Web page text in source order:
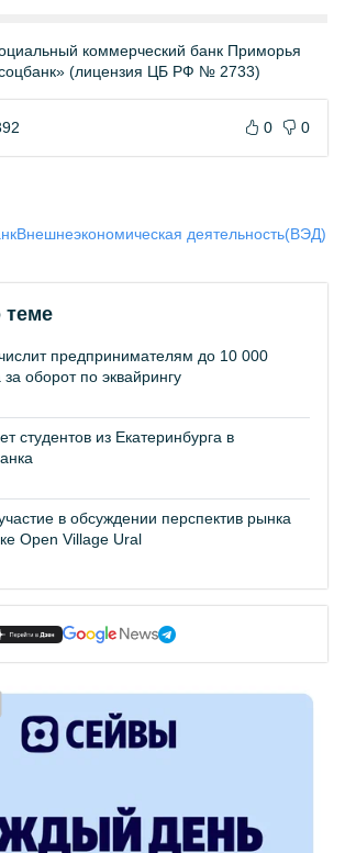
коммерческий банк Приморья
(лицензия ЦБ РФ № 2733)
0 0
Внешнеэкономическая деятельность(ВЭД)
теме
предпринимателям до 10 000
оборот по эквайрингу
студентов из Екатеринбурга в
в обсуждении перспектив рынка
Open Village Ural